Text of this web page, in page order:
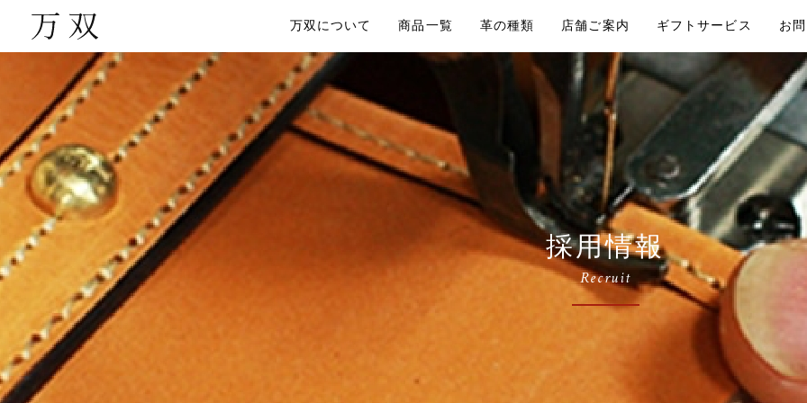
万双について 商品一覧 革の種類 店舗ご案内 ギフトサービス お
採用情報
Recruit